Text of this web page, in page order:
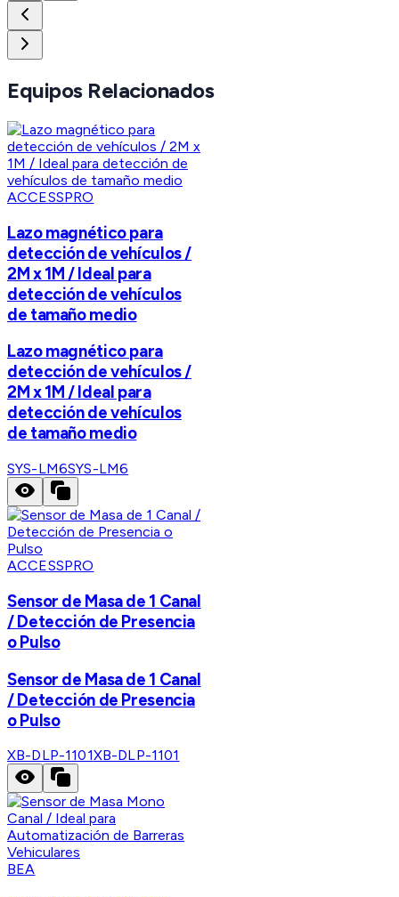
Equipos Relacionados
ACCESSPRO
Lazo magnético para
detección de vehículos /
2M x 1M / Ideal para
detección de vehículos
de tamaño medio
Lazo magnético para
detección de vehículos /
2M x 1M / Ideal para
detección de vehículos
de tamaño medio
SYS-LM6SYS-LM6
ACCESSPRO
Sensor de Masa de 1 Canal
/ Detección de Presencia
o Pulso
Sensor de Masa de 1 Canal
/ Detección de Presencia
o Pulso
XB-DLP-1101XB-DLP-1101
BEA